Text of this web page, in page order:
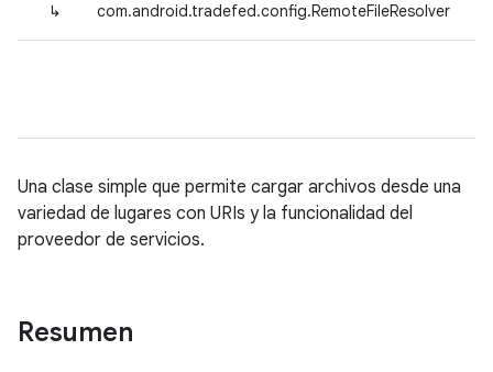
↳ com.android.tradefed.config.RemoteFileResolver
Una clase simple que permite cargar archivos desde una
variedad de lugares con URIs y la funcionalidad del
proveedor de servicios.
Resumen